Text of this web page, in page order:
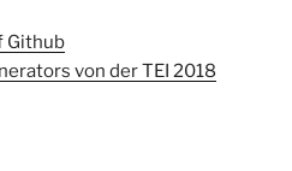
Github
von der TEI 2018